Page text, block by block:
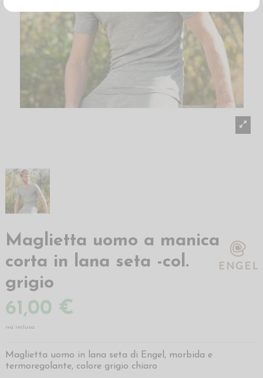
Maglietta uomo a manica
corta in lana seta -col.
grigio
61,00 €
iva inclusa
Maglietta uomo in lana seta di Engel, morbida e
termoregolante, colore grigio chiaro